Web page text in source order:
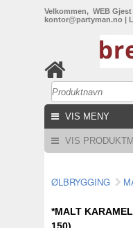
Velkommen, WEB Gjest
kontor@partyman.no |
VIS MENY
VIS
ØLBRYGGING
*MALT